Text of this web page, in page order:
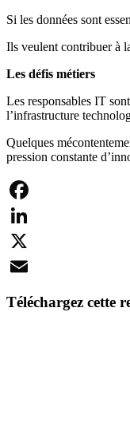
Si les données sont
Ils veulent contribuer à
Les défis métiers
Les responsables IT
l’infrastructure
Quelques
pression constante
Facebook
LinkedIn
X
Téléchargez cette